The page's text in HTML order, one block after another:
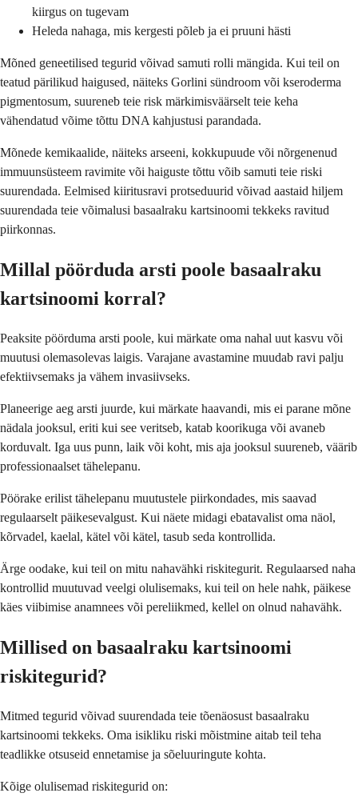
kiirgus on tugevam
Heleda nahaga, mis kergesti põleb ja ei pruuni hästi
Mõned geneetilised tegurid võivad samuti rolli mängida. Kui teil on
teatud pärilikud haigused, näiteks Gorlini sündroom või kseroderma
pigmentosum, suureneb teie risk märkimisväärselt teie keha
vähendatud võime tõttu DNA kahjustusi parandada.
Mõnede kemikaalide, näiteks arseeni, kokkupuude või nõrgenenud
immuunsüsteem ravimite või haiguste tõttu võib samuti teie riski
suurendada. Eelmised kiiritusravi protseduurid võivad aastaid hiljem
suurendada teie võimalusi basaalraku kartsinoomi tekkeks ravitud
piirkonnas.
Millal pöörduda arsti poole basaalraku
kartsinoomi korral?
Peaksite pöörduma arsti poole, kui märkate oma nahal uut kasvu või
muutusi olemasolevas laigis. Varajane avastamine muudab ravi palju
efektiivsemaks ja vähem invasiivseks.
Planeerige aeg arsti juurde, kui märkate haavandi, mis ei parane mõne
nädala jooksul, eriti kui see veritseb, katab koorikuga või avaneb
korduvalt. Iga uus punn, laik või koht, mis aja jooksul suureneb, väärib
professionaalset tähelepanu.
Pöörake erilist tähelepanu muutustele piirkondades, mis saavad
regulaarselt päikesevalgust. Kui näete midagi ebatavalist oma näol,
kõrvadel, kaelal, kätel või kätel, tasub seda kontrollida.
Ärge oodake, kui teil on mitu nahavähki riskitegurit. Regulaarsed naha
kontrollid muutuvad veelgi olulisemaks, kui teil on hele nahk, päikese
käes viibimise anamnees või pereliikmed, kellel on olnud nahavähk.
Millised on basaalraku kartsinoomi
riskitegurid?
Mitmed tegurid võivad suurendada teie tõenäosust basaalraku
kartsinoomi tekkeks. Oma isikliku riski mõistmine aitab teil teha
teadlikke otsuseid ennetamise ja sõeluuringute kohta.
Kõige olulisemad riskitegurid on: